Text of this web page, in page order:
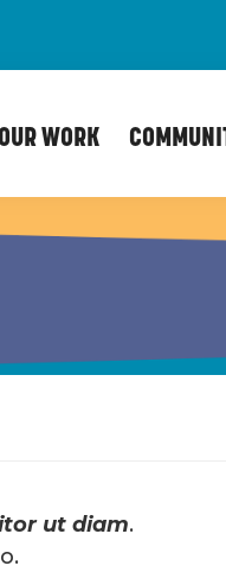
OUR WORK
ut diam.